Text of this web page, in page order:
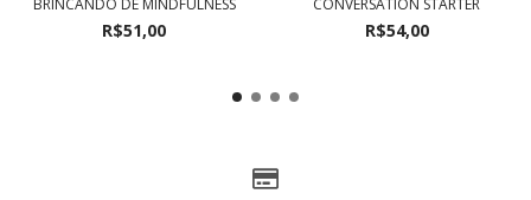
BRINCANDO DE MINDFULNESS
R$51,00
CONVERSATION STARTER
R$54,00